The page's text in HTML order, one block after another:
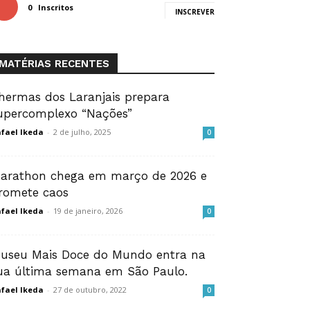
0 Inscritos INSCREVER
MATÉRIAS RECENTES
dos Laranjais prepara
“Nações”
Ikeda - 2 de julho, 2025 0
chega em março de 2026 e
caos
Ikeda - 19 de janeiro, 2026 0
Mais Doce do Mundo entra na
última semana em São Paulo.
Ikeda - 27 de outubro, 2022 0